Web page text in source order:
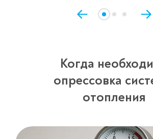
Когда
опрессовка
отопления